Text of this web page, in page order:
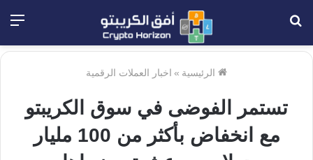
الرئيسية » اخبار العملات الرقمية
تستمر الفوضى في سوق الكريبتو
مع انخفاض بأكثر من 100 مليار